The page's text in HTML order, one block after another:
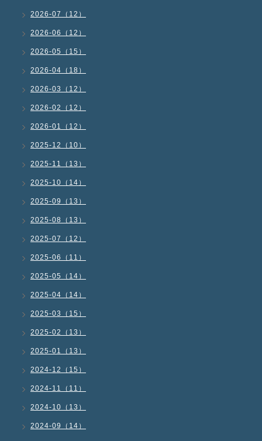
2026-07（12）
2026-06（12）
2026-05（15）
2026-04（18）
2026-03（12）
2026-02（12）
2026-01（12）
2025-12（10）
2025-11（13）
2025-10（14）
2025-09（13）
2025-08（13）
2025-07（12）
2025-06（11）
2025-05（14）
2025-04（14）
2025-03（15）
2025-02（13）
2025-01（13）
2024-12（15）
2024-11（11）
2024-10（13）
2024-09（14）